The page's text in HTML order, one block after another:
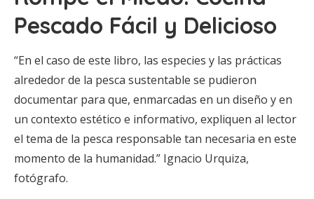
Pescado Fácil y Delicioso
“En el caso de este libro, las especies y las prácticas
alrededor de la pesca sustentable se pudieron
documentar para que, enmarcadas en un diseño y en
un contexto estético e informativo, expliquen al lector
el tema de la pesca responsable tan necesaria en este
momento de la humanidad.” Ignacio Urquiza,
fotógrafo.